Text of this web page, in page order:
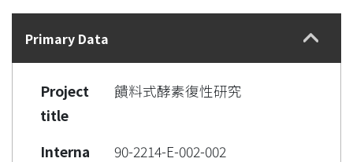
Statistics
Details
Primary Data
Project
title
饋料式酵素復性研究
Interna
90-2214-E-002-002